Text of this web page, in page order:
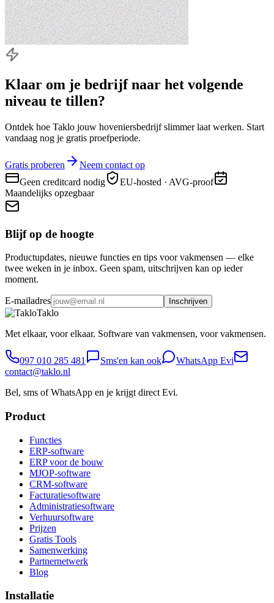
Klaar om je bedrijf naar het volgende
niveau te tillen?
Ontdek hoe Taklo jouw hoveniersbedrijf slimmer laat werken. Start
vandaag nog je gratis proefperiode.
Gratis proberen
Neem contact op
Geen creditcard nodig
EU-hosted · AVG-proof
Maandelijks opzegbaar
Blijf op de hoogte
Productupdates, nieuwe functies en tips voor vakmensen — elke
twee weken in je inbox. Geen spam, uitschrijven kan op ieder
moment.
E-mailadres Inschrijven
Taklo
Met elkaar, voor elkaar. Software van vakmensen, voor vakmensen.
097 010 285 481 Sms'en kan ook
WhatsApp Evi
contact@taklo.nl
Bel, sms of WhatsApp en je krijgt direct Evi.
Product
Functies
ERP-software
ERP voor de bouw
MJOP-software
CRM-software
Facturatiesoftware
Administratiesoftware
Verhuursoftware
Prijzen
Gratis Tools
Samenwerking
Partnernetwerk
Blog
Installatie